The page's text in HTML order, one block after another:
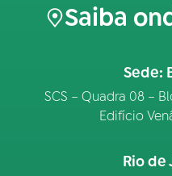
Saiba
Sede:
SCS – Quadra 08 –
Edifício
Rio de